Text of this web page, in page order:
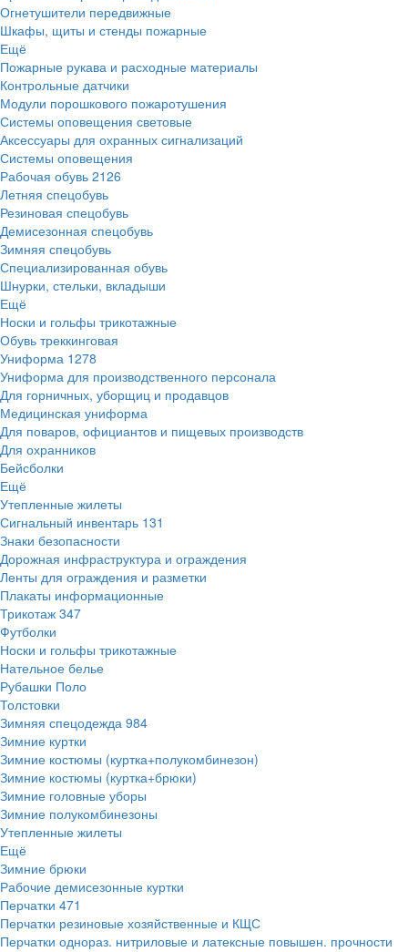
Огнетушители передвижные
Шкафы, щиты и стенды пожарные
Ещё
Пожарные рукава и расходные материалы
Контрольные датчики
Модули порошкового пожаротушения
Системы оповещения световые
Аксессуары для охранных сигнализаций
Системы оповещения
Рабочая обувь 2126
Летняя спецобувь
Резиновая спецобувь
Демисезонная спецобувь
Зимняя спецобувь
Специализированная обувь
Шнурки, стельки, вкладыши
Ещё
Носки и гольфы трикотажные
Обувь треккинговая
Униформа 1278
Униформа для производственного персонала
Для горничных, уборщиц и продавцов
Медицинская униформа
Для поваров, официантов и пищевых производств
Для охранников
Бейсболки
Ещё
Утепленные жилеты
Сигнальный инвентарь 131
Знаки безопасности
Дорожная инфраструктура и ограждения
Ленты для ограждения и разметки
Плакаты информационные
Трикотаж 347
Футболки
Носки и гольфы трикотажные
Нательное белье
Рубашки Поло
Толстовки
Зимняя спецодежда 984
Зимние куртки
Зимние костюмы (куртка+полукомбинезон)
Зимние костюмы (куртка+брюки)
Зимние головные уборы
Зимние полукомбинезоны
Утепленные жилеты
Ещё
Зимние брюки
Рабочие демисезонные куртки
Перчатки 471
Перчатки резиновые хозяйственные и КЩС
Перчатки однораз. нитриловые и латексные повышен. прочности